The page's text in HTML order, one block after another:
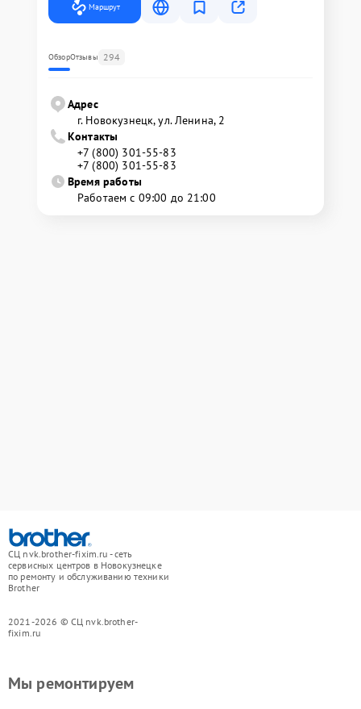
Маршрут
ОбзорОтзывы 294
Адрес
г. Новокузнецк, ул. Ленина, 2
Контакты
+7 (800) 301-55-83
+7 (800) 301-55-83
Время работы
Работаем с 09:00 до 21:00
СЦ nvk.brother-fixim.ru - сеть
сервисных центров в Новокузнецке
по ремонту и обслуживанию техники
Brother
2021-2026 © СЦ nvk.brother-
fixim.ru
Мы ремонтируем